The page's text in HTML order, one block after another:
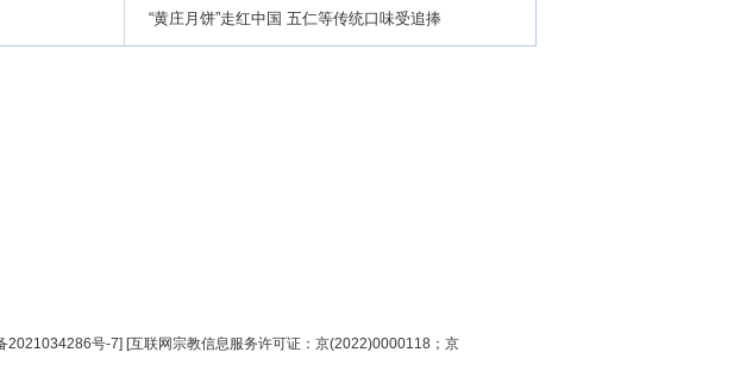
奖“至尊奖”
“黄庄月饼”走红中国 五仁等传统口味受追捧
2021034286号-7] [互联网宗教信息服务许可证：京(2022)0000118；京